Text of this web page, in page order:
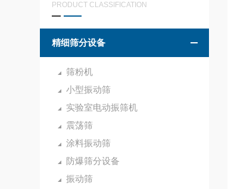
PRODUCT CLASSIFICATION
精细筛分设备
筛粉机
小型振动筛
实验室电动振筛机
震荡筛
涂料振动筛
防爆筛分设备
振动筛